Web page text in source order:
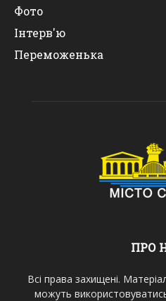
Фото
Інтерв'ю
Переможенька
ПРО
Всі права захищені.
можуть